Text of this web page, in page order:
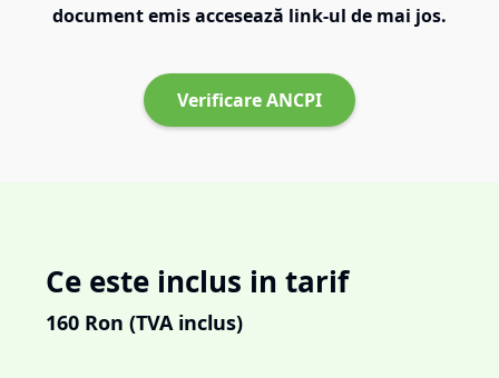
document emis accesează link-ul de mai jos.
Verificare ANCPI
Ce este inclus in tarif
160 Ron (TVA inclus)